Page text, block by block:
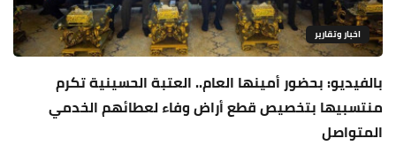
اخبار وتقارير
بالفيديو: بحضور أمينها العام.. العتبة الحسينية تكرم
منتسبيها بتخصيص قطع أراض وفاء لعطائهم الخدمي
المتواصل